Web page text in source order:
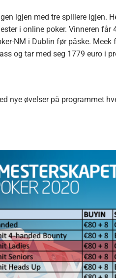
igjen med tre spillere igjen.
i online poker. Vinneren får
NM i Dublin før påske. Meek
og tar med seg 1779 euro i
nye øvelser på programmet